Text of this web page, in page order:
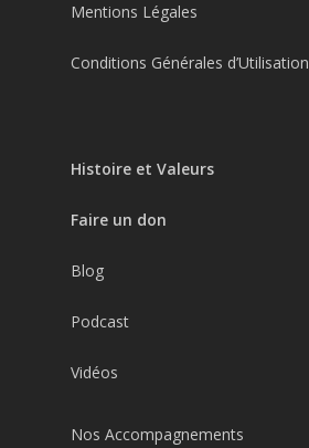
Mentions Légales
Conditions Générales d’Utilisation
Histoire et Valeurs
Faire un don
Blog
Podcast
Vidéos
Nos Accompagnements